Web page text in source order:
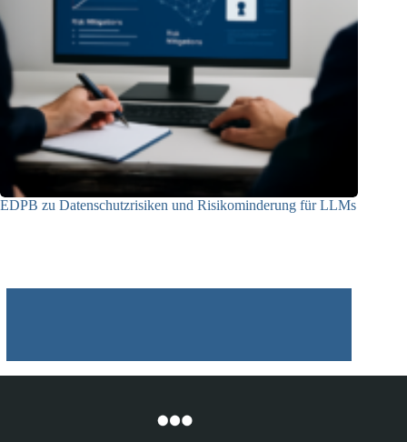
EDPB zu Datenschutzrisiken und Risikominderung für LLMs